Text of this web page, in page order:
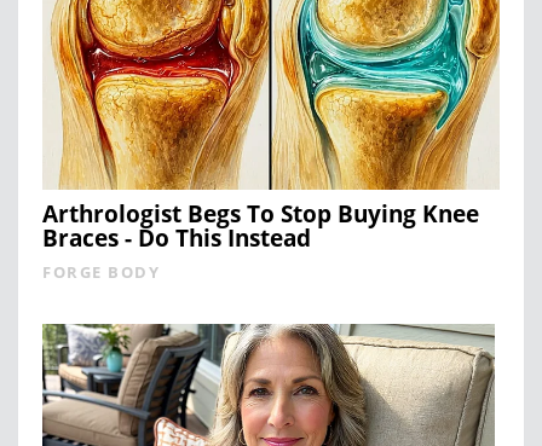
Arthrologist Begs To Stop Buying Knee
Braces - Do This Instead
FORGE BODY